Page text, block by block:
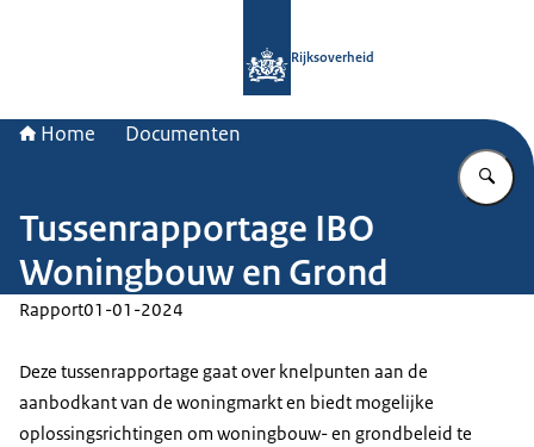
Rijksoverheid
Home Documenten
Tussenrapportage IBO
Woningbouw en Grond
Rapport01-01-2024
Deze tussenrapportage gaat over knelpunten aan de
aanbodkant van de woningmarkt en biedt mogelijke
oplossingsrichtingen om woningbouw- en grondbeleid te